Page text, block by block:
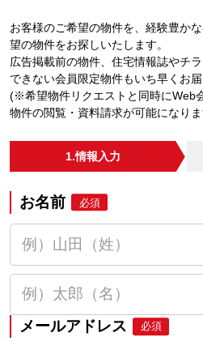
お客様のご希望の物件を、経験豊か
望の物件をお探しいたします。
広告掲載前の物件、住宅情報誌やチ
できない会員限定物件もいち早くお届
(※希望物件リクエストと同時にWeb
物件の閲覧・資料請求が可能になり
1.情報入力
お名前 必須
メールアドレス 必須